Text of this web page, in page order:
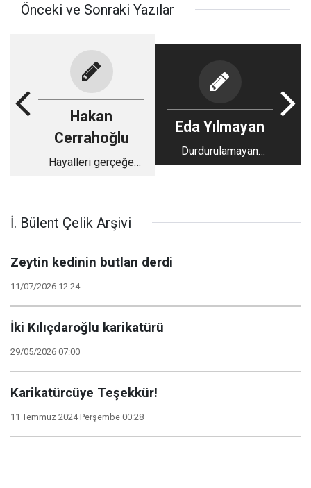
Önceki ve Sonraki Yazılar
Hakan
Cerrahoğlu
Hayalleri gerçeğe
Eda Yılmayan
Durdurulamayan
Kadın: Sabiha Sertel
İ. Bülent Çelik Arşivi
Zeytin kedinin butlan derdi
11/07/2026 12:24
İki Kılıçdaroğlu karikatürü
29/05/2026 07:00
Karikatürcüye Teşekkür!
11 Temmuz 2024 Perşembe 00:28